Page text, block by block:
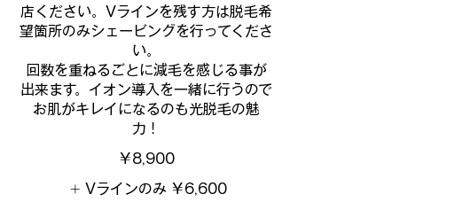
店ください。Vラインを残す方は脱毛希
望箇所のみシェービングを行ってくださ
い。
回数を重ねるごとに減毛を感じる事が
出来ます。イオン導入を一緒に行うので
お肌がキレイになるのも光脱毛の魅
力！
￥8,900
Vラインのみ ￥6,600